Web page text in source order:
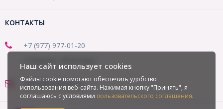
КОНТАКТЫ
+7 (977) 977-01-20
office@mirbusin.ru
Наш сайт использует cookies
Файлы cookie помогают обеспечить удобство
использования веб-сайта. Нажимая кнопку "Принять", я
соглашаюсь с условиями пользовательского соглашения.